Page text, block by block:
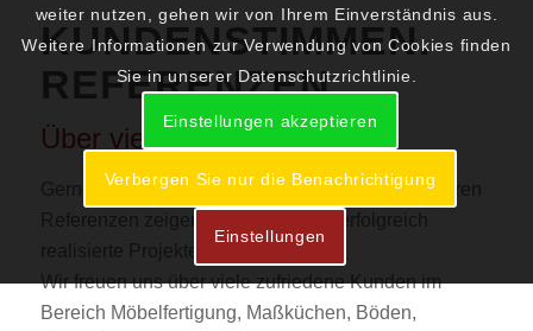
KUNDENSTIMMEN.
REFERENZEN.
Über viele Jahre Erfahrung.
Gerne möchten wir Ihnen einen Auszug aus unseren
Wir freuen uns über viele zufriedene Kunden im
Bereich Möbelfertigung, Maßküchen, Böden,
weiter nutzen, gehen wir von Ihrem Einverständnis aus.
Weitere Informationen zur Verwendung von Cookies finden
Sie in unserer Datenschutzrichtlinie.
Einstellungen akzeptieren
Verbergen Sie nur die Benachrichtigung
Einstellungen